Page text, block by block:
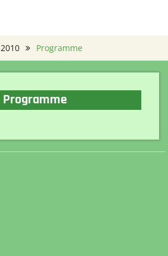
2010 Programme
Programme